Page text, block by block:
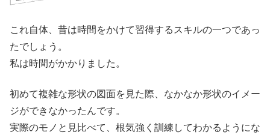
これ自体、昔は時間をかけて習得するスキルの一つであっ
たでしょう。
私は時間がかかりました。
初めて複雑な形状の図面を見た際、なかなか形状のイメー
ジができなかったんです。
実際のモノと見比べて、根気強く訓練してわかるようにな